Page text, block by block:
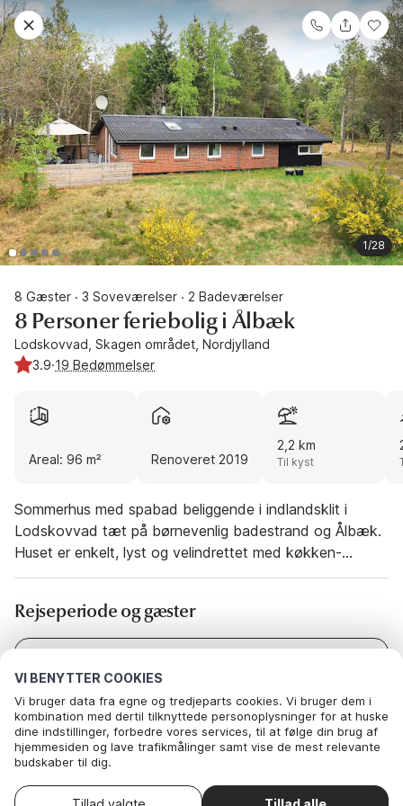
VI BENYTTER COOKIES
Vi bruger data fra egne og tredjeparts cookies. Vi bruger dem i
kombination med dertil tilknyttede personoplysninger for at huske
dine indstillinger, forbedre vores services, til at følge din brug af
hjemmesiden og lave trafikmålinger samt vise de mest relevante
budskaber til dig.
hvilke af vores valgfrie cookies du vil acceptere.
1/28
8 Gæster · 3 Soveværelser · 2 Badeværelser
8 Personer feriebolig i Ålbæk
Lodskovvad, Skagen området, Nordjylland
3.9·19 Bedømmelser
Areal: 96 m² Renoveret 2019
2,2 km
Til kyst
Sommerhus med spabad beliggende i indlandsklit i
Lodskovvad tæt på børnevenlig badestrand og Ålbæk.
Huset er enkelt, lyst og velindrettet med køkken-
alrum/stue med loft til kip samt udgang til
energibesparende varmepumpe. Tre gode, rummelige
soveværelser samt to badeværelse med gulvvarme,
og parasoller til det behagelige ferieliv. Huset ligger på
en skøn naturgrund, som støder op til et stort
fællesareal med klitbevoksning og sand. På grunden er
der mulighed for at finde læ, sol og betragte det
fascinerende dyreliv og naturen.
Rejseperiode og gæster
Gæster 2 Gæster
Vælg ankomstdato